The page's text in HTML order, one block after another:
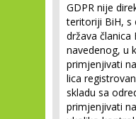
GDPR nije
teritoriji BiH, s
država članica
navedenog, u
primjenjivati
lica
skladu sa
primjenjivati